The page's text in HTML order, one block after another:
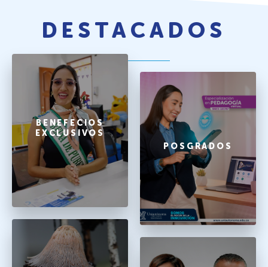
DESTACADOS
BENEFECIOS
EXCLUSIVOS
POSGRADOS